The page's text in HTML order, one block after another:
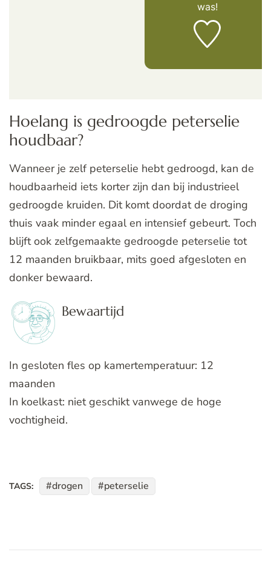
was!
Hoelang is gedroogde peterselie
houdbaar?
Wanneer je zelf peterselie hebt gedroogd, kan de
houdbaarheid iets korter zijn dan bij industrieel
gedroogde kruiden. Dit komt doordat de droging
thuis vaak minder egaal en intensief gebeurt. Toch
blijft ook zelfgemaakte gedroogde peterselie tot
12 maanden bruikbaar, mits goed afgesloten en
donker bewaard.
Bewaartijd
In gesloten fles op kamertemperatuur: 12
maanden
In koelkast: niet geschikt vanwege de hoge
vochtigheid.
TAGS: drogen peterselie